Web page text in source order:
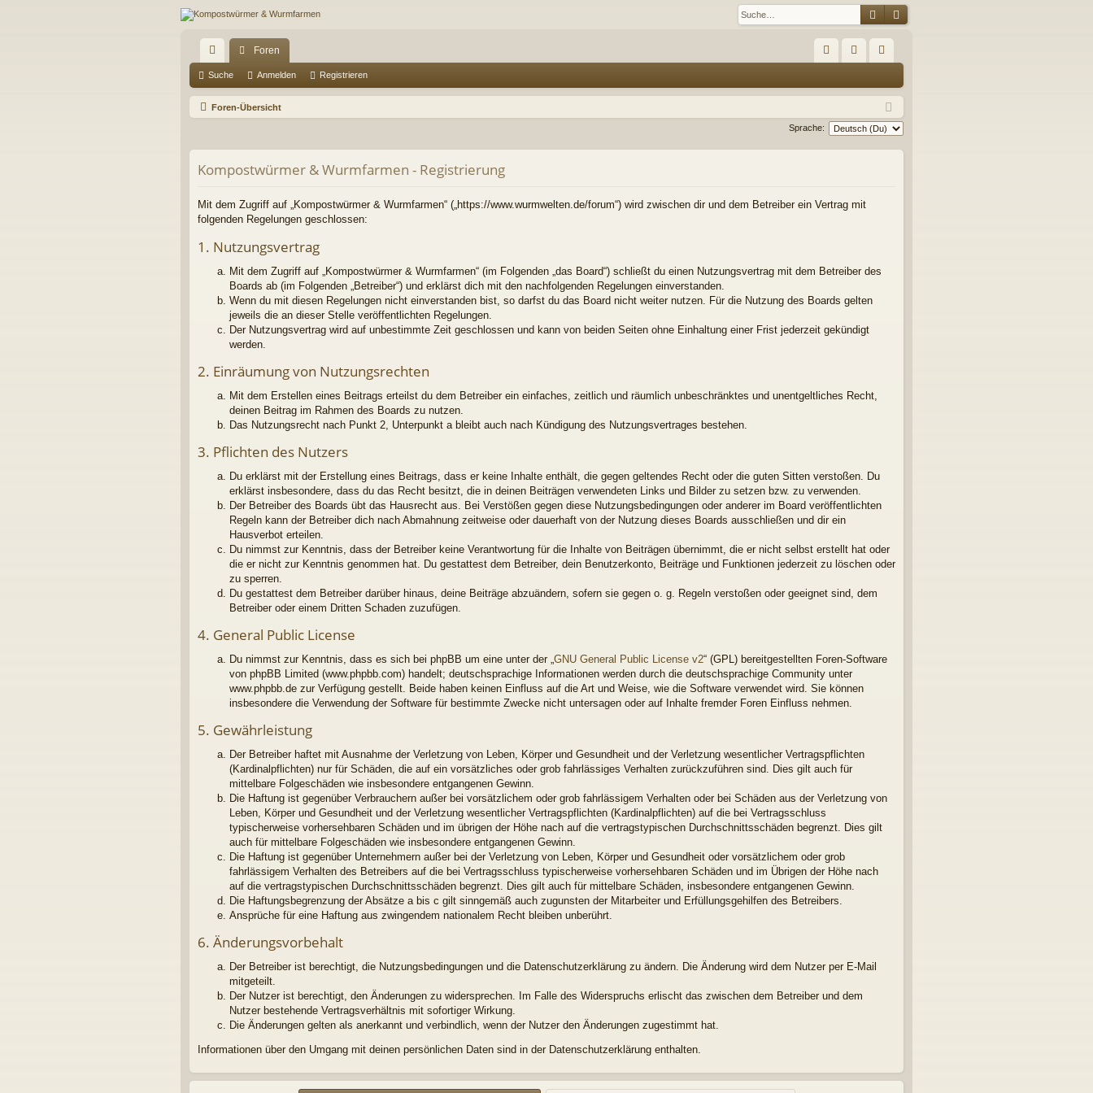
SucheErweiterte Suche
ch
ne
ug
riff
Foren
Q m
el
de
ist
rie
re
Suche Anmelden Registrieren
Foren-Übersicht
Sprache:
Kompostwürmer & Wurmfarmen - Registrierung
Mit dem Zugriff auf „Kompostwürmer & Wurmfarmen“ („https://www.wurmwelten.de/forum“) wird zwischen dir und dem Betreiber ein Vertrag mit
folgenden Regelungen geschlossen:
1. Nutzungsvertrag
Mit dem Zugriff auf „Kompostwürmer & Wurmfarmen“ (im Folgenden „das Board“) schließt du einen Nutzungsvertrag mit dem Betreiber des
Boards ab (im Folgenden „Betreiber“) und erklärst dich mit den nachfolgenden Regelungen einverstanden.
Wenn du mit diesen Regelungen nicht einverstanden bist, so darfst du das Board nicht weiter nutzen. Für die Nutzung des Boards gelten
jeweils die an dieser Stelle veröffentlichten Regelungen.
Der Nutzungsvertrag wird auf unbestimmte Zeit geschlossen und kann von beiden Seiten ohne Einhaltung einer Frist jederzeit gekündigt
werden.
2. Einräumung von Nutzungsrechten
Mit dem Erstellen eines Beitrags erteilst du dem Betreiber ein einfaches, zeitlich und räumlich unbeschränktes und unentgeltliches Recht,
deinen Beitrag im Rahmen des Boards zu nutzen.
Das Nutzungsrecht nach Punkt 2, Unterpunkt a bleibt auch nach Kündigung des Nutzungsvertrages bestehen.
3. Pflichten des Nutzers
Du erklärst mit der Erstellung eines Beitrags, dass er keine Inhalte enthält, die gegen geltendes Recht oder die guten Sitten verstoßen. Du
erklärst insbesondere, dass du das Recht besitzt, die in deinen Beiträgen verwendeten Links und Bilder zu setzen bzw. zu verwenden.
Der Betreiber des Boards übt das Hausrecht aus. Bei Verstößen gegen diese Nutzungsbedingungen oder anderer im Board veröffentlichten
Regeln kann der Betreiber dich nach Abmahnung zeitweise oder dauerhaft von der Nutzung dieses Boards ausschließen und dir ein
Hausverbot erteilen.
Du nimmst zur Kenntnis, dass der Betreiber keine Verantwortung für die Inhalte von Beiträgen übernimmt, die er nicht selbst erstellt hat oder
die er nicht zur Kenntnis genommen hat. Du gestattest dem Betreiber, dein Benutzerkonto, Beiträge und Funktionen jederzeit zu löschen oder
zu sperren.
Du gestattest dem Betreiber darüber hinaus, deine Beiträge abzuändern, sofern sie gegen o. g. Regeln verstoßen oder geeignet sind, dem
Betreiber oder einem Dritten Schaden zuzufügen.
4. General Public License
Du nimmst zur Kenntnis, dass es sich bei phpBB um eine unter der „GNU General Public License v2“ (GPL) bereitgestellten Foren-Software
von phpBB Limited (www.phpbb.com) handelt; deutschsprachige Informationen werden durch die deutschsprachige Community unter
www.phpbb.de zur Verfügung gestellt. Beide haben keinen Einfluss auf die Art und Weise, wie die Software verwendet wird. Sie können
insbesondere die Verwendung der Software für bestimmte Zwecke nicht untersagen oder auf Inhalte fremder Foren Einfluss nehmen.
5. Gewährleistung
Der Betreiber haftet mit Ausnahme der Verletzung von Leben, Körper und Gesundheit und der Verletzung wesentlicher Vertragspflichten
(Kardinalpflichten) nur für Schäden, die auf ein vorsätzliches oder grob fahrlässiges Verhalten zurückzuführen sind. Dies gilt auch für
mittelbare Folgeschäden wie insbesondere entgangenen Gewinn.
Die Haftung ist gegenüber Verbrauchern außer bei vorsätzlichem oder grob fahrlässigem Verhalten oder bei Schäden aus der Verletzung von
Leben, Körper und Gesundheit und der Verletzung wesentlicher Vertragspflichten (Kardinalpflichten) auf die bei Vertragsschluss
typischerweise vorhersehbaren Schäden und im übrigen der Höhe nach auf die vertragstypischen Durchschnittsschäden begrenzt. Dies gilt
auch für mittelbare Folgeschäden wie insbesondere entgangenen Gewinn.
Die Haftung ist gegenüber Unternehmern außer bei der Verletzung von Leben, Körper und Gesundheit oder vorsätzlichem oder grob
fahrlässigem Verhalten des Betreibers auf die bei Vertragsschluss typischerweise vorhersehbaren Schäden und im Übrigen der Höhe nach
auf die vertragstypischen Durchschnittsschäden begrenzt. Dies gilt auch für mittelbare Schäden, insbesondere entgangenen Gewinn.
Die Haftungsbegrenzung der Absätze a bis c gilt sinngemäß auch zugunsten der Mitarbeiter und Erfüllungsgehilfen des Betreibers.
Ansprüche für eine Haftung aus zwingendem nationalem Recht bleiben unberührt.
6. Änderungsvorbehalt
Der Betreiber ist berechtigt, die Nutzungsbedingungen und die Datenschutzerklärung zu ändern. Die Änderung wird dem Nutzer per E-Mail
mitgeteilt.
Der Nutzer ist berechtigt, den Änderungen zu widersprechen. Im Falle des Widerspruchs erlischt das zwischen dem Betreiber und dem
Nutzer bestehende Vertragsverhältnis mit sofortiger Wirkung.
Die Änderungen gelten als anerkannt und verbindlich, wenn der Nutzer den Änderungen zugestimmt hat.
Informationen über den Umgang mit deinen persönlichen Daten sind in der Datenschutzerklärung enthalten.